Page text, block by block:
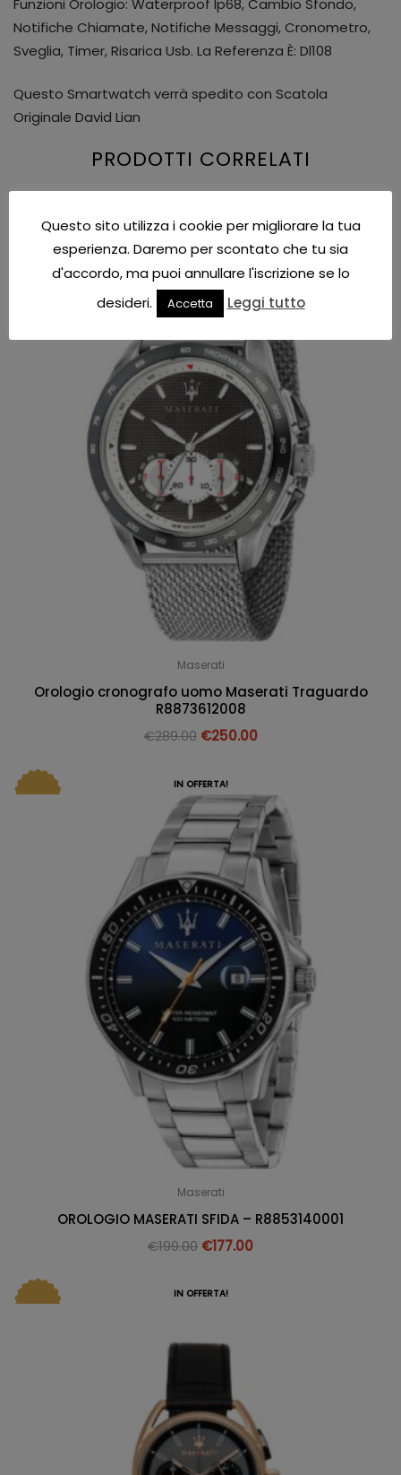
Funzioni Orologio: Waterproof Ip68, Cambio Sfondo,
Notifiche Chiamate, Notifiche Messaggi, Cronometro,
Sveglia, Timer, Risarica Usb. La Referenza È: Dl108
Questo Smartwatch verrà spedito con Scatola
Originale David Lian
PRODOTTI CORRELATI
IN OFFERTA!
Maserati
Orologio cronografo uomo Maserati Traguardo
R8873612008
€289.00 €250.00
IN OFFERTA!
Maserati
OROLOGIO MASERATI SFIDA – R8853140001
€199.00 €177.00
IN OFFERTA!
Questo sito utilizza i cookie per migliorare la tua
esperienza. Daremo per scontato che tu sia
d'accordo, ma puoi annullare l'iscrizione se lo
desideri.
Accetta Leggi tutto